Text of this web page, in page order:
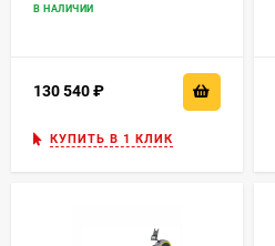
В НАЛИЧИИ
130 540
КУПИТЬ В 1 КЛИК